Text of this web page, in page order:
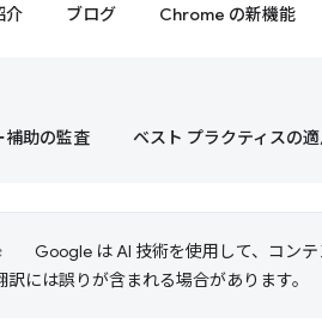
介 ブログ Chrome の新機能
補助の監査 ベスト プラクティスの
Google は AI 技術を使用して、コン
には誤りが含まれる場合があります。